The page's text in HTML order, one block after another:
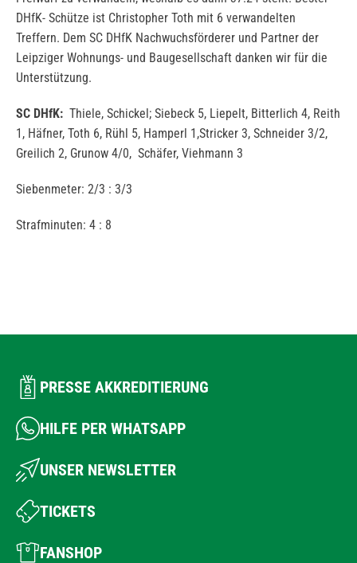
DHfK- Schütze ist Christopher Toth mit 6 verwandelten
Treffern. Dem SC DHfK Nachwuchsförderer und Partner der
Leipziger Wohnungs- und Baugesellschaft danken wir für die
Unterstützung.
SC DHfK: Thiele, Schickel; Siebeck 5, Liepelt, Bitterlich 4, Reith
1, Häfner, Toth 6, Rühl 5, Hamperl 1,Stricker 3, Schneider 3/2,
Greilich 2, Grunow 4/0, Schäfer, Viehmann 3
Siebenmeter: 2/3 : 3/3
Strafminuten: 4 : 8
PRESSE AKKREDITIERUNG
HILFE PER WHATSAPP
UNSER NEWSLETTER
TICKETS
FANSHOP